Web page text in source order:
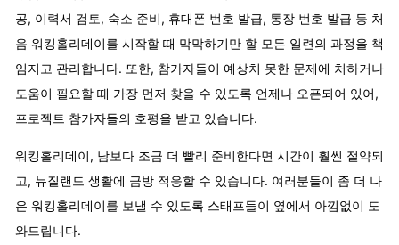
공, 이력서 검토, 숙소 준비, 휴대폰 번호 발급, 통장 번호 발급 등 처
음 워킹홀리데이를 시작할 때 막막하기만 할 모든 일련의 과정을 책
임지고 관리합니다. 또한, 참가자들이 예상치 못한 문제에 처하거나
도움이 필요할 때 가장 먼저 찾을 수 있도록 언제나 오픈되어 있어,
프로젝트 참가자들의 호평을 받고 있습니다.
워킹홀리데이, 남보다 조금 더 빨리 준비한다면 시간이 훨씬 절약되
고, 뉴질랜드 생활에 금방 적응할 수 있습니다. 여러분들이 좀 더 나
은 워킹홀리데이를 보낼 수 있도록 스태프들이 옆에서 아낌없이 도
와드립니다.